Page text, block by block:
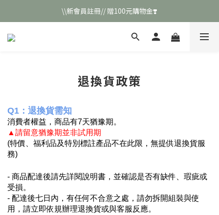
\\新會員註冊// 贈100元購物金❣️
\\新會員註冊// 贈100元購物金❣️
LINE好友招募\\ 回答數字 領取50元折扣碼 //
退換貨政策
Q1：退換貨需知
消費者權益，商品有7天猶豫期。
▲請留意猶豫期並非試用期
(特價、福利品及特別標註產品不在此限，無提供退換貨服
務)
- 商品配達後請先詳閱說明書，並確認是否有缺件、瑕疵或
受損。
- 配達後七日內，有任何不合意之處，請勿拆開組裝與使
用，請立即依規辦理退換貨或與客服反應。